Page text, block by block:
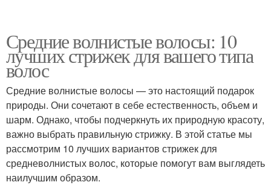
Средние волнистые волосы: 10
лучших стрижек для вашего типа
волос
Средние волнистые волосы — это настоящий подарок
природы. Они сочетают в себе естественность, объем и
шарм. Однако, чтобы подчеркнуть их природную красоту,
важно выбрать правильную стрижку. В этой статье мы
рассмотрим 10 лучших вариантов стрижек для
средневолнистых волос, которые помогут вам выглядеть
наилучшим образом.